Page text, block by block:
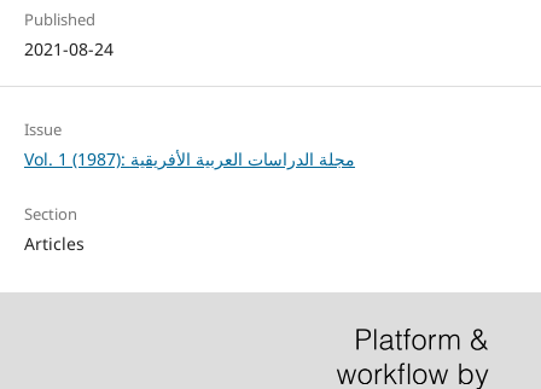
Published
2021-08-24
Issue
Vol. 1 (1987): مجلة الدراسات العربية الأفريقية
Section
Articles